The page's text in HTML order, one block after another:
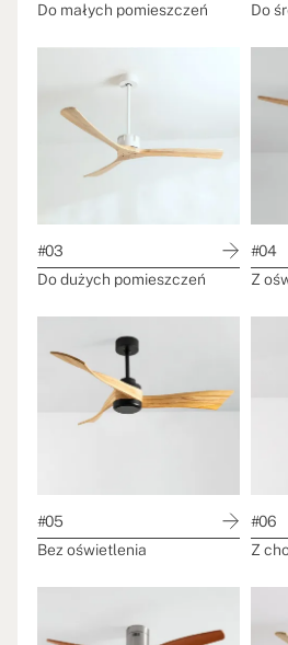
Do małych pomieszczeń
Do
#03
Do dużych pomieszczeń
#04
Z
#05
Bez oświetlenia
#06
Z